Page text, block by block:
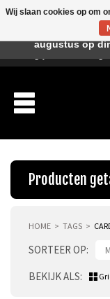
Producten
HOME TAGS
SORTEER OP
BEKIJK ALS
Wij slaan cookies op om
Beste klant,
augustus op